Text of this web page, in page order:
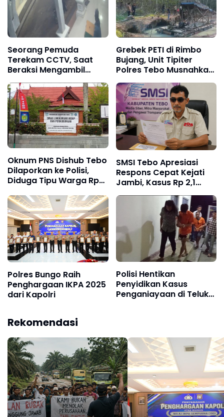
Seorang Pemuda
Terekam CCTV, Saat
Beraksi Mengambil
Kotak Amal di Masjid Al
Hidayah
Grebek PETI di Rimbo
Bujang, Unit Tipiter
Polres Tebo Musnahkan
Tiga Rakit Dompeng
dengan Cara Dibakar
Oknum PNS Dishub Tebo
Dilaporkan ke Polisi,
Diduga Tipu Warga Rp
Masuk Kerja
SMSI Tebo Apresiasi
Respons Cepat Kejati
Jambi, Kasus Rp 2,1
Miliar PUPR Tebo
Kembali Disorot
Polres Bungo Raih
Penghargaan IKPA 2025
dari Kapolri
Polisi Hentikan
Penyidikan Kasus
Penganiayaan di Teluk
Rekomendasi